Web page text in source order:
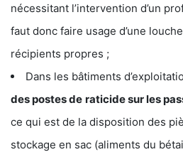
nécessitant l’intervention d’un
faut donc faire usage d’une
récipients propres ;
Dans les bâtiments
des postes de raticide sur les
ce qui est de la disposition des
stockage en sac (aliments du